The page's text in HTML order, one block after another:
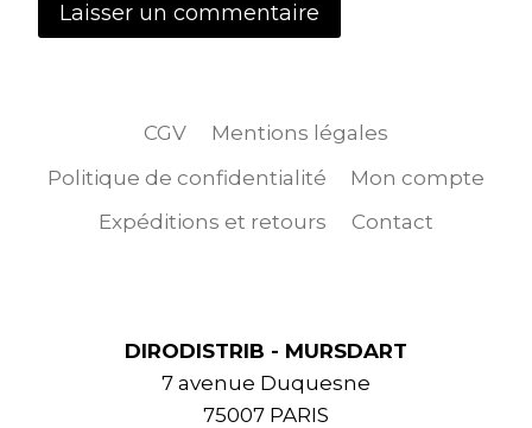
CGV
Mentions légales
Politique de confidentialité
Mon compte
Expéditions et retours
Contact
DIRODISTRIB - MURSDART
7 avenue Duquesne
75007 PARIS